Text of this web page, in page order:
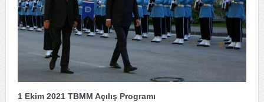
1 Ekim 2021 TBMM Açılış Programı